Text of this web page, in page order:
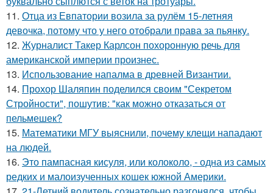
11. Отца из Евпатории возила за рулём 15-летняя
девочка, потому что у него отобрали права за пьянку.
12. Журналист Такер Карлсон похоронную речь для
американской империи произнес.
13. Использование напалма в древней Византии.
14. Прохор Шаляпин поделился своим "Секретом
Стройности", пошутив: "как можно отказаться от
пельмешек?
15. Математики МГУ выяснили, почему клещи нападают
на людей.
16. Это пампасная кисуля, или колоколо, - одна из самых
редких и малоизученных кошек южной Америки.